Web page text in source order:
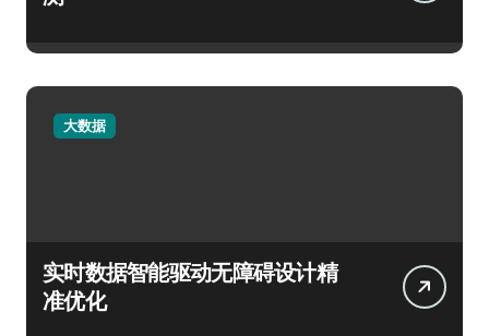
大数据
实时数据智能驱动无障碍设计精
准优化